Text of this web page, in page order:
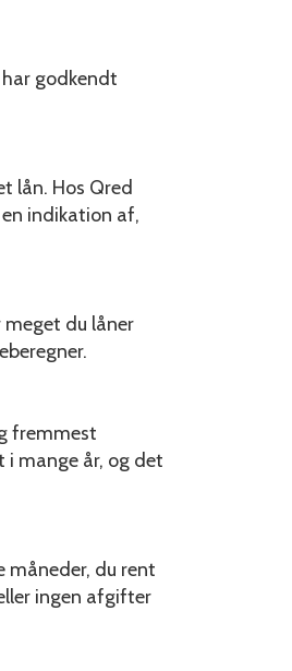
godkendt
lån. Hos Qred
indikation af,
du låner
fremmest
mange år, og det
måneder, du rent
ingen afgifter